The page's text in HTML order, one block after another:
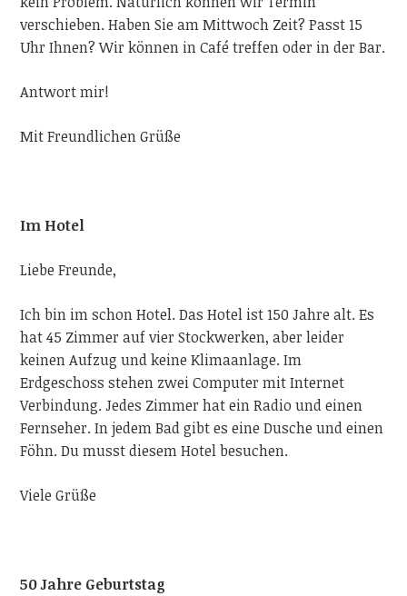
verschieben. Haben Sie am Mittwoch Zeit? Passt 15
Uhr Ihnen? Wir können in Café treffen oder in der Bar.
Antwort mir!
Mit FreundlichenGrüße
Im Hotel
Liebe Freunde,
Ich bin im schon Hotel. Das Hotel ist 150 Jahre alt. Es
hat 45 Zimmer auf vier Stockwerken, aber leider
keinen Aufzug und keine Klimaanlage. Im
Erdgeschoss stehen zwei Computer mit Internet
Verbindung. Jedes Zimmer hat ein Radio und einen
Fernseher. In jedem Bad gibt es eine Dusche und einen
Föhn. Du musst diesem Hotel besuchen.
VieleGrüße
50 Jahre Geburtstag